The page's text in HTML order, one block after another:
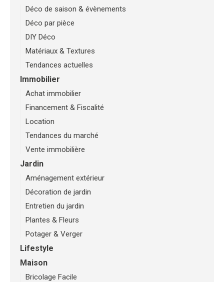
Déco de saison & évènements
Déco par pièce
DIY Déco
Matériaux & Textures
Tendances actuelles
Immobilier
Achat immobilier
Financement & Fiscalité
Location
Tendances du marché
Vente immobilière
Jardin
Aménagement extérieur
Décoration de jardin
Entretien du jardin
Plantes & Fleurs
Potager & Verger
Lifestyle
Maison
Bricolage Facile